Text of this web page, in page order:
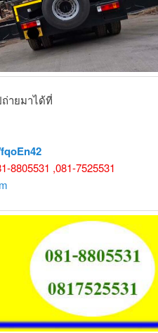
ถ่ายมาได้ที่
8805531 ,081-7525531